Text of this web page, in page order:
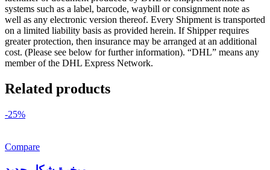
systems such as a label, barcode, waybill or consignment note as
well as any electronic version thereof. Every Shipment is transported
on a limited liability basis as provided herein. If Shipper requires
greater protection, then insurance may be arranged at an additional
cost. (Please see below for further information). “DHL” means any
member of the DHL Express Network.
Related products
-25%
Compare